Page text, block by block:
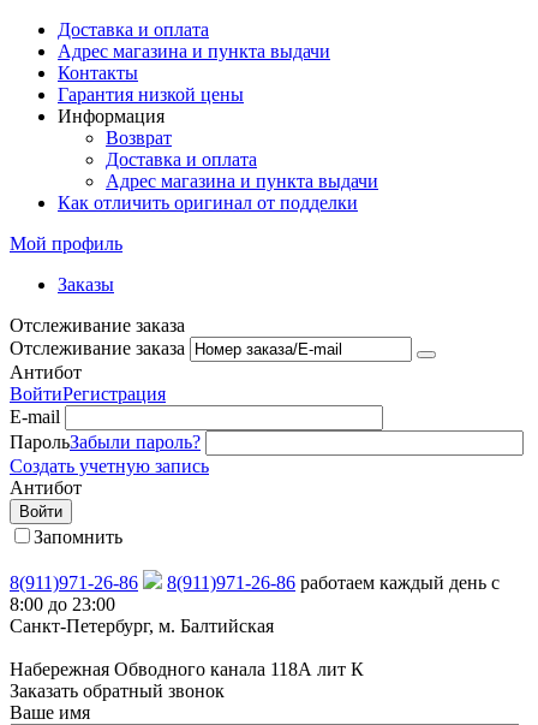
Доставка и оплата
Адрес магазина и пункта выдачи
Контакты
Гарантия низкой цены
Информация
Возврат
Доставка и оплата
Адрес магазина и пункта выдачи
Как отличить оригинал от подделки
Мой профиль
Заказы
Отслеживание заказа
Отслеживание заказа
Антибот
ВойтиРегистрация
E-mail
ПарольЗабыли пароль?
Создать учетную запись
Антибот
Войти
Запомнить
8(911)971-26-86 8(911)971-26-86 работаем каждый день с
8:00 до 23:00
Санкт-Петербург, м. Балтийская
Набережная Обводного канала 118А лит К
Заказать обратный звонок
Ваше имя